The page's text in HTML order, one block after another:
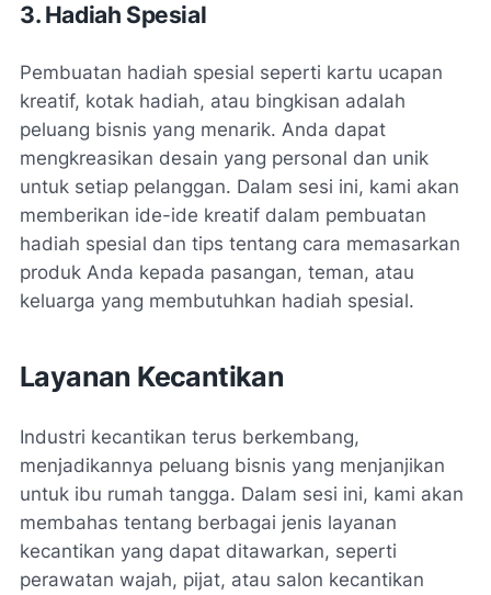
3. Hadiah Spesial
Pembuatan hadiah spesial seperti kartu ucapan
kreatif, kotak hadiah, atau bingkisan adalah
peluang bisnis yang menarik. Anda dapat
mengkreasikan desain yang personal dan unik
untuk setiap pelanggan. Dalam sesi ini, kami akan
memberikan ide-ide kreatif dalam pembuatan
hadiah spesial dan tips tentang cara memasarkan
produk Anda kepada pasangan, teman, atau
keluarga yang membutuhkan hadiah spesial.
Layanan Kecantikan
Industri kecantikan terus berkembang,
menjadikannya peluang bisnis yang menjanjikan
untuk ibu rumah tangga. Dalam sesi ini, kami akan
membahas tentang berbagai jenis layanan
kecantikan yang dapat ditawarkan, seperti
perawatan wajah, pijat, atau salon kecantikan